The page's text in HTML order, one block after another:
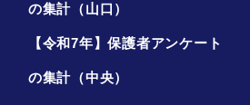
の集計（山口）
【令和7年】保護者アンケート
の集計（中央）